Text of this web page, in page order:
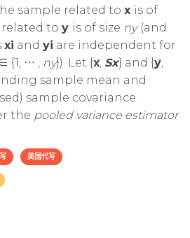
sample related to x is of
to y is of size ny (and
xi and yi are independent for
{1, ⋯ , ny}). Let {x, Sx} and {y,
sample mean and
sample covariance
the pooled variance estimator
英国代写